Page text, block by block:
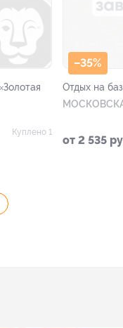
Куплено 1
–35%
Отдых на
от 2 535